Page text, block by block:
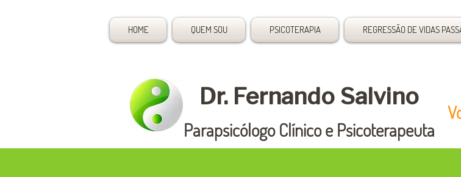
HOME QUEM SOU PSICOTERAPIA REGRESSÃO DE VIDAS
Dr. Fernando Salvino
Parapsicólogo Clínico e Psicoterapeuta